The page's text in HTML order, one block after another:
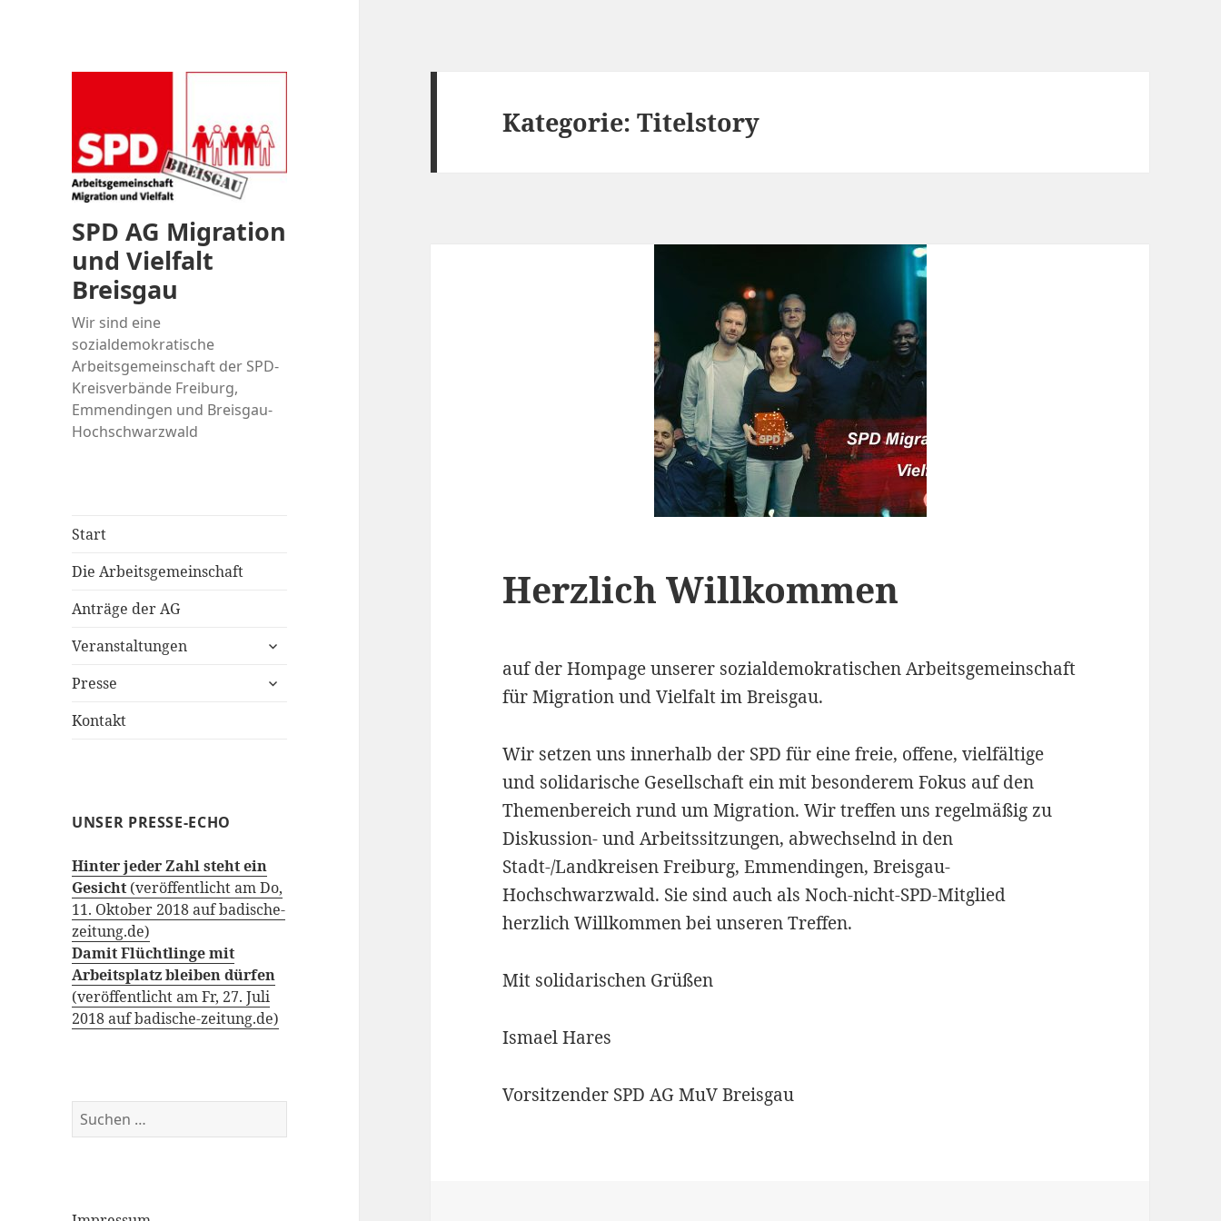
SPD AG Migration
und Vielfalt
Breisgau
Wir sind eine
sozialdemokratische
Arbeitsgemeinschaft der SPD-
Kreisverbände Freiburg,
Emmendingen und Breisgau-
Hochschwarzwald
Start
Die Arbeitsgemeinschaft
Anträge der AG
Veranstaltungen
untermenü
Presse
untermenü
Kontakt
UNSER PRESSE-ECHO
Hinter jeder Zahl steht ein
Gesicht (veröffentlicht am Do,
11. Oktober 2018 auf badische-
zeitung.de)
Damit Flüchtlinge mit
Arbeitsplatz bleiben dürfen
(veröffentlicht am Fr, 27. Juli
2018 auf badische-zeitung.de)
Suchen
nach:
Kategorie:Titelstory
Herzlich Willkommen
auf der Hompage unserer sozialdemokratischen Arbeitsgemeinschaft
für Migration und Vielfalt im Breisgau.
Wir setzen uns innerhalb der SPD für eine freie, offene, vielfältige
und solidarische Gesellschaft ein mit besonderem Fokus auf den
Themenbereich rund um Migration. Wir treffen uns regelmäßig zu
Diskussion- und Arbeitssitzungen, abwechselnd in den
Stadt-/Landkreisen Freiburg, Emmendingen, Breisgau-
Hochschwarzwald. Sie sind auch als Noch-nicht-SPD-Mitglied
herzlich Willkommen bei unseren Treffen.
Mit solidarischen Grüßen
Ismael Hares
Vorsitzender SPD AG MuV Breisgau